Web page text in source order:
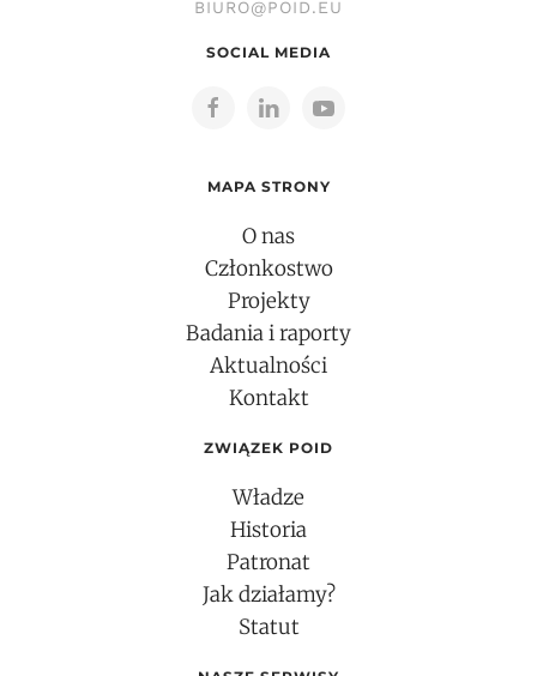
BIURO@POID.EU
SOCIAL MEDIA
MAPA STRONY
O nas
Członkostwo
Projekty
Badania i raporty
Aktualności
Kontakt
ZWIĄZEK POID
Władze
Historia
Patronat
Jak działamy?
Statut